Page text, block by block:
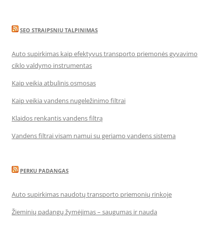
SEO STRAIPSNIU TALPINIMAS
Auto supirkimas kaip efektyvus transporto priemonės gyvavimo
ciklo valdymo instrumentas
Kaip veikia atbulinis osmosas
Kaip veikia vandens nugeležinimo filtrai
Klaidos renkantis vandens filtrą
Vandens filtrai visam namui su geriamo vandens sistema
PERKU PADANGAS
Auto supirkimas naudotų transporto priemonių rinkoje
Žieminių padangų žymėjimas – saugumas ir nauda